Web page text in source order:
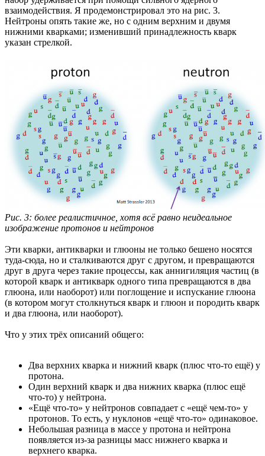
взаимодействия. Я продемонстрировал это на рис. 3.
Нейтроны опять такие же, но с одним верхним и двумя
нижними кварками; изменивший принадлежность кварк
указан стрелкой.
Рис. 3: более реалистичное, хотя всё равно неидеальное
изображение протонов и нейтронов
Эти кварки, антикварки и глюоны не только бешено носятся
туда-сюда, но и сталкиваются друг с другом, и превращаются
друг в друга через такие процессы, как аннигиляция частиц (в
которой кварк и антикварк одного типа превращаются в два
глюона, или наоборот) или поглощение и испускание глюона
(в котором могут столкнуться кварк и глюон и породить кварк
и два глюона, или наоборот).
Что у этих трёх описаний общего:
Два верхних кварка и нижний кварк (плюс что-то ещё) у
протона.
Один верхний кварк и два нижних кварка (плюс ещё
что-то) у нейтрона.
«Ещё что-то» у нейтронов совпадает с «ещё чем-то» у
протонов. То есть, у нуклонов «ещё что-то» одинаковое.
Небольшая разница в массе у протона и нейтрона
появляется из-за разницы масс нижнего кварка и
верхнего кварка.